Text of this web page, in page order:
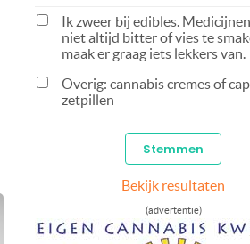
Ik zweer bij edibles.
niet altijd bitter of vies te
maak er graag iets lekkers van.
Overig: cannabis cremes of
zetpillen
Bekijk resultaten
(advertentie)